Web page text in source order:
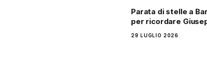
Parata di stelle a
per ricordare
29 LUGLIO 2026